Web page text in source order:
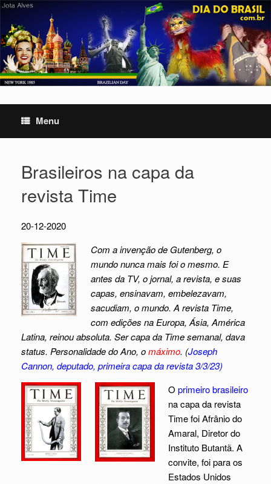
Skip
content
Menu
Brasileiros na capa da
revista Time
20-12-2020
Com a invenção de Gutenberg, o
mundo nunca mais foi o mesmo. E
antes da TV, o jornal, a revista, e suas
capas, ensinavam, embelezavam,
sacudiam, o mundo. A revista Time,
com edições na Europa, Ásia, América
Latina, reinou absoluta. Ser capa da Time semanal, dava
status. Personalidade do Ano, omáximo. (Joseph
Cannon, deputado, primeira capa da revista 3/3/23)
O primeiro brasileiro
na capa da revista
Time foi Afrânio do
Amaral, Diretor do
Instituto Butantã. A
convite, foi para os
Estados Unidos